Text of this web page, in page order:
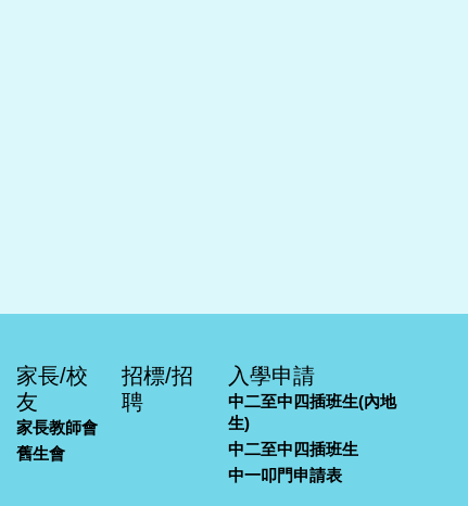
家長/校
友
家長教師會
舊生會
招標/招
聘
入學申請
中二至中四插班生(內地
生)
中二至中四插班生
中一叩門申請表